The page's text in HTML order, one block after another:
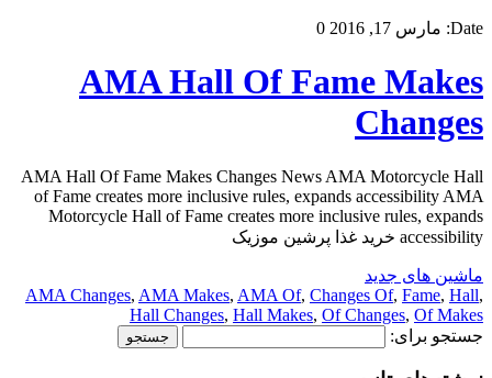
Date: مارس 17, 2016 0
AMA Hall Of Fame Makes
Changes
AMA Hall Of Fame Makes Changes News AMA Motorcycle Hall
of Fame creates more inclusive rules, expands accessibility AMA
Motorcycle Hall of Fame creates more inclusive rules, expands
accessibility خرید غذا پرشین موزیک
ماشین های جدید
AMA Changes, AMA Makes, AMA Of, Changes Of, Fame, Hall,
Hall Changes, Hall Makes, Of Changes, Of Makes
جستجو برای: